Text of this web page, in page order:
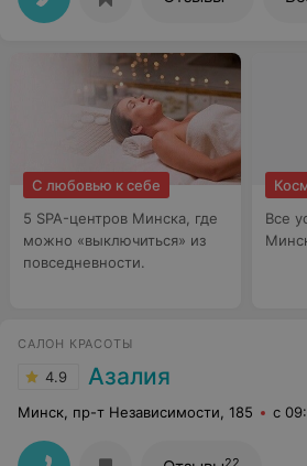
С любовью к себе
5 SPA-центров Минска, где
можно «выключиться» из
повседневности.
Все
САЛОН КРАСОТЫ
4.9 Азалия
Минск, пр-т Независимости, 185 с
22